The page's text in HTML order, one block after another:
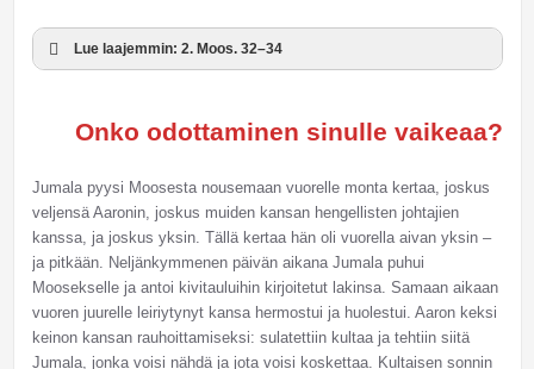
Lue laajemmin: 2. Moos. 32–34
Onko odottaminen sinulle vaikeaa?
Jumala pyysi Moosesta nousemaan vuorelle monta kertaa, joskus
veljensä Aaronin, joskus muiden kansan hengellisten johtajien
kanssa, ja joskus yksin. Tällä kertaa hän oli vuorella aivan yksin –
ja pitkään. Neljänkymmenen päivän aikana Jumala puhui
Moosekselle ja antoi kivitauluihin kirjoitetut lakinsa. Samaan aikaan
vuoren juurelle leiriytynyt kansa hermostui ja huolestui. Aaron keksi
keinon kansan rauhoittamiseksi: sulatettiin kultaa ja tehtiin siitä
Jumala, jonka voisi nähdä ja jota voisi koskettaa. Kultaisen sonnin